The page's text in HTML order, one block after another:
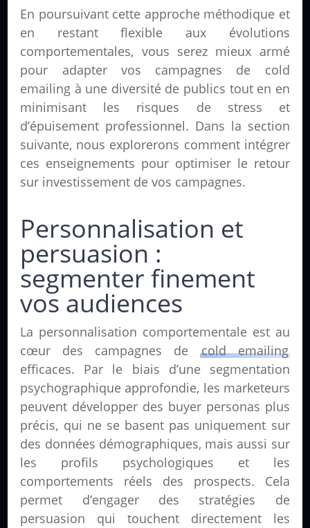
En poursuivant cette approche méthodique et
en restant flexible aux évolutions
comportementales, vous serez mieux armé
pour adapter vos campagnes de cold
emailing à une diversité de publics tout en en
minimisant les risques de stress et
d’épuisement professionnel. Dans la section
suivante, nous explorerons comment intégrer
ces enseignements pour optimiser le retour
sur investissement de vos campagnes.
Personnalisation et
persuasion :
segmenter finement
vos audiences
La personnalisation comportementale est au
cœur des campagnes decold emailing
efficaces. Par le biais d’une segmentation
psychographique approfondie, les marketeurs
peuvent développer des buyer personas plus
précis, qui ne se basent pas uniquement sur
des données démographiques, mais aussi sur
les profils psychologiques et les
comportements réels des prospects. Cela
permet d’engager des stratégies de
persuasion qui touchent directement les